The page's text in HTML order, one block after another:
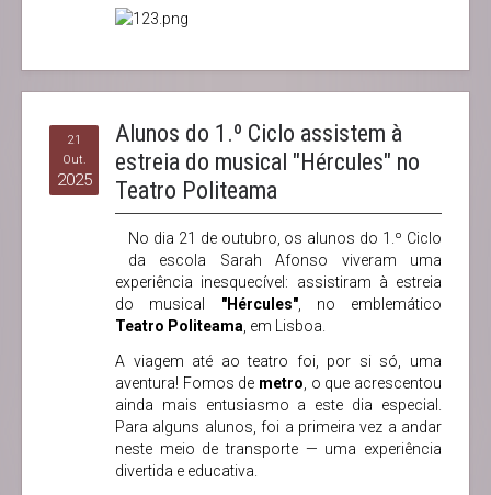
21
Out.
2025
Alunos do 1.º Ciclo assistem à
estreia do musical "Hércules" no
Teatro Politeama
No dia 21 de outubro, os alunos do 1.º Ciclo
da escola Sarah Afonso viveram uma
experiência inesquecível: assistiram à estreia
do musical "Hércules", no emblemático
Teatro Politeama , em Lisboa.
A viagem até ao teatro foi, por si só, uma
aventura! Fomos de metro , o que acrescentou
ainda mais entusiasmo a este dia especial.
Para alguns alunos, foi a primeira vez a andar
neste meio de transporte — uma experiência
divertida e educativa.